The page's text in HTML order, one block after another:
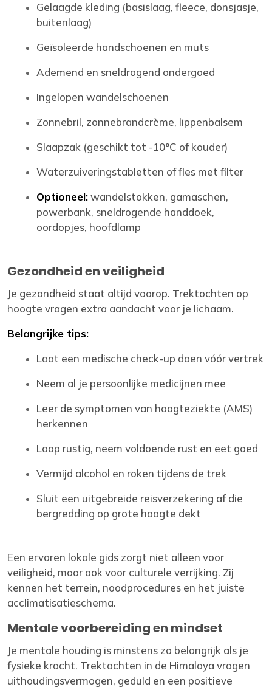
Gelaagde kleding (basislaag, fleece, donsjasje,
buitenlaag)
Geïsoleerde handschoenen en muts
Ademend en sneldrogend ondergoed
Ingelopen wandelschoenen
Zonnebril, zonnebrandcrème, lippenbalsem
Slaapzak (geschikt tot -10°C of kouder)
Waterzuiveringstabletten of fles met filter
Optioneel:wandelstokken, gamaschen,
powerbank, sneldrogende handdoek,
oordopjes, hoofdlamp
Gezondheid en veiligheid
Je gezondheid staat altijd voorop. Trektochten op
hoogte vragen extra aandacht voor je lichaam.
Belangrijke tips:
Laat een medische check-up doen vóór vertrek
Neem al je persoonlijke medicijnen mee
Leer de symptomen van hoogteziekte (AMS)
herkennen
Loop rustig, neem voldoende rust en eet goed
Vermijd alcohol en roken tijdens de trek
Sluit een uitgebreide reisverzekering af die
bergredding op grote hoogte dekt
Een ervaren lokale gids zorgt niet alleen voor
veiligheid, maar ook voor culturele verrijking. Zij
kennen het terrein, noodprocedures en het juiste
acclimatisatieschema.
Mentale voorbereiding en mindset
Je mentale houding is minstens zo belangrijk als je
fysieke kracht. Trektochten in de Himalaya vragen
uithoudingsvermogen, geduld en een positieve